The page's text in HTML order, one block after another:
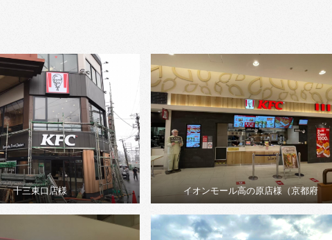
十三東口店様 イオンモール高の原店様（京都府